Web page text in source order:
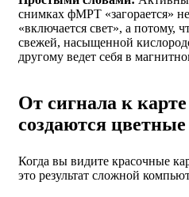
снимках фМРТ «загорается»
«включается свет», а потому,
свежей, насыщенной
другому ведет себя в
От сигнала к
создаются
Когда вы видите красочные
это результат сложной